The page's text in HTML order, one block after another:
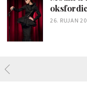
26. RUJAN